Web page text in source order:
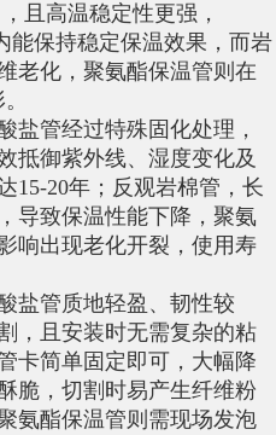
且高温稳定性更强，
保持稳定保温效果，而岩
老化，聚氨酯保温管则在
盐管经过特殊固化处理，
抵御紫外线、湿度变化及
15-20年；反观岩棉管，长
导致保温性能下降，聚氨
响出现老化开裂，使用寿
盐管质地轻盈、韧性较
，且安装时无需复杂的粘
卡简单固定即可，大幅降
脆，切割时易产生纤维粉
氨酯保温管则需现场发泡